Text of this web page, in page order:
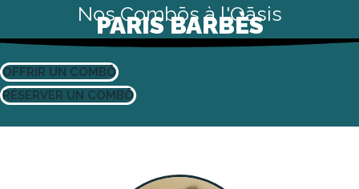
Nos Combōs à l'Oāsis
PARIS BARBÈS
OFFRIR UN COMBŌ
RÉSERVER UN COMBŌ